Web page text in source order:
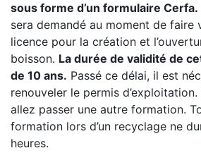
sous forme d’un formulaire Cerfa.
sera demandé au moment de faire
licence pour la création et
boisson. La durée de validité de
de 10 ans. Passé ce délai, il est
renouveler le permis
allez passer une autre formation.
formation lors d’un recyclage ne
heures.